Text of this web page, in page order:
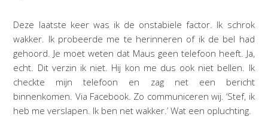
Deze laatste keer was ik de onstabiele factor. Ik schrok
wakker. Ik probeerde me te herinneren of ik de bel had
gehoord. Je moet weten dat Maus geen telefoon heeft. Ja,
echt. Dit verzin ik niet. Hij kon me dus ook niet bellen. Ik
checkte mijn telefoon en zag net een bericht
binnenkomen. Via Facebook. Zo communiceren wij. ‘Stef, ik
heb me verslapen. Ik ben net wakker.’ Wat een opluchting.